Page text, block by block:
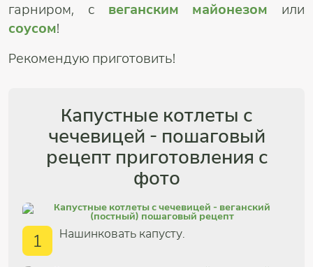
гарниром, с веганским майонезом или
соусом!
Рекомендую приготовить!
Капустные котлеты с
чечевицей - пошаговый
рецепт приготовления с
фото
1 Нашинковать капусту.